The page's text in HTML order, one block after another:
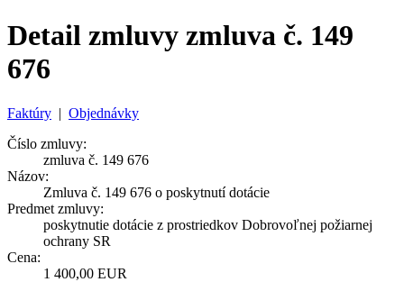
Detail zmluvy zmluva č. 149
676
Faktúry | Objednávky
Číslo zmluvy:
zmluva č. 149 676
Názov:
Zmluva č. 149 676 o poskytnutí dotácie
Predmet zmluvy:
poskytnutie dotácie z prostriedkov Dobrovoľnej požiarnej
ochrany SR
Cena:
1 400,00 EUR